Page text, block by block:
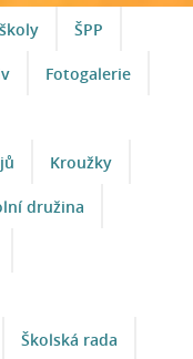
ŠPP
Fotogalerie
Kroužky
družina
Školská rada